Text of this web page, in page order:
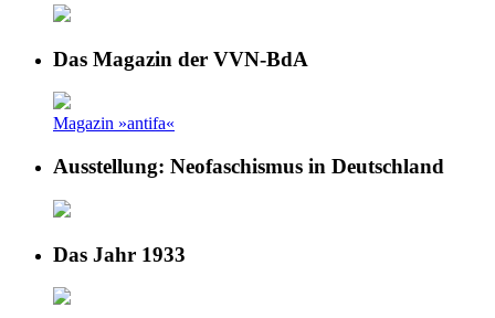
Das Magazin der VVN-BdA
Magazin »antifa«
Ausstellung: Neofaschismus in Deutschland
Das Jahr 1933